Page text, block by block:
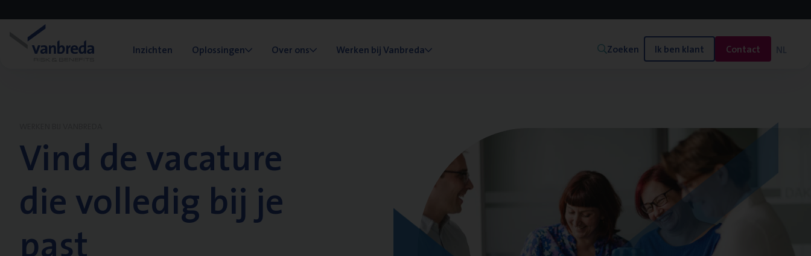
Inzichten Oplossingen Over ons Werken bij Vanbreda Zoeken Ik ben klant Contact NL
Vind de vacature
die volledig bij je
past